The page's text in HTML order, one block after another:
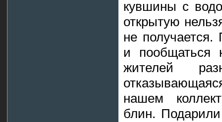
кувшины с
открытую
не получается.
и пообщаться
жителей
нашем
блин.